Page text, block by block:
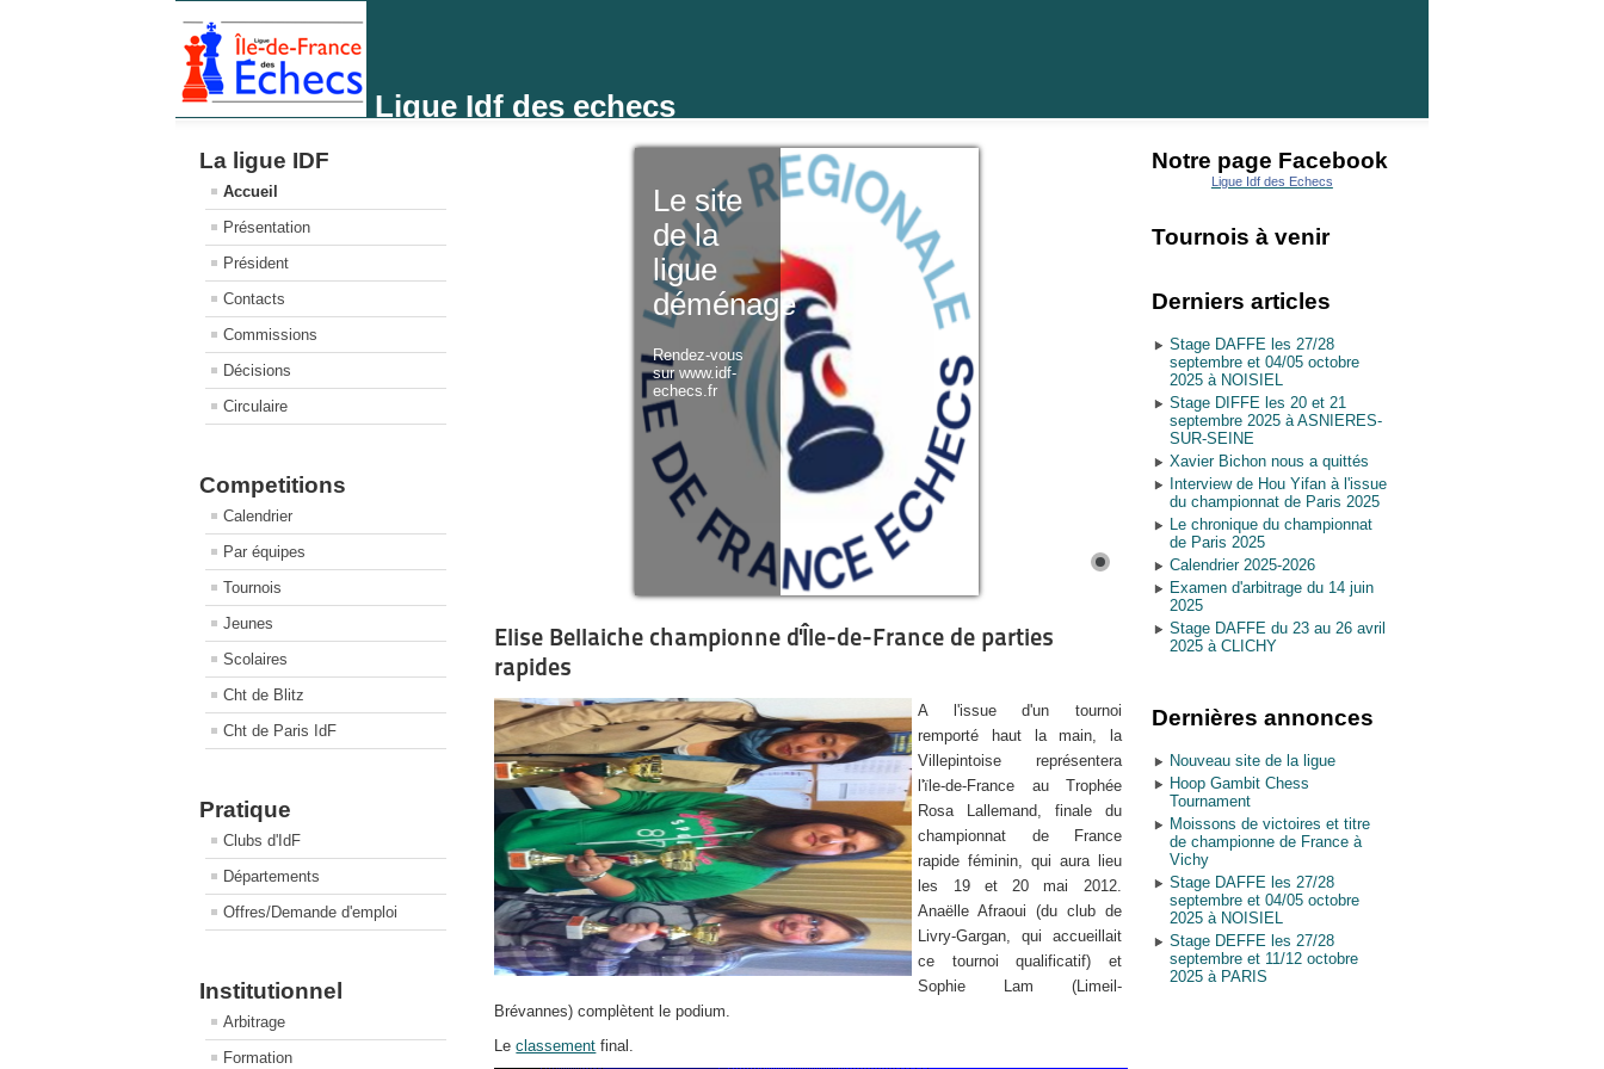
Ligue Idf des echecs
La ligue IDF
Accueil
Présentation
Président
Contacts
Commissions
Décisions
Circulaire
Competitions
Calendrier
Par équipes
Tournois
Jeunes
Scolaires
Cht de Blitz
Cht de Paris IdF
Pratique
Clubs d'IdF
Départements
Offres/Demande d'emploi
Institutionnel
Arbitrage
Formation
Le site
de la
ligue
déménage
Rendez-vous
sur www.idf-
echecs.fr
Elise Bellaiche championne d'Île-de-France de parties
rapides
A l'issue d'un tournoi
remporté haut la main, la
Villepintoise représentera
l'ïle-de-France au Trophée
Rosa Lallemand, finale du
championnat de France
rapide féminin, qui aura lieu
les 19 et 20 mai 2012.
Anaëlle Afraoui (du club de
Livry-Gargan, qui accueillait
ce tournoi qualificatif) et
Sophie Lam (Limeil-
Brévannes) complètent le podium.
Leclassement final.
Notre page Facebook
Ligue Idf des Echecs
Tournois à venir
Derniers articles
Stage DAFFE les 27/28
septembre et 04/05 octobre
2025 à NOISIEL
Stage DIFFE les 20 et 21
septembre 2025 à ASNIERES-
SUR-SEINE
Xavier Bichon nous a quittés
Interview de Hou Yifan à l'issue
du championnat de Paris 2025
Le chronique du championnat
de Paris 2025
Calendrier 2025-2026
Examen d'arbitrage du 14 juin
2025
Stage DAFFE du 23 au 26 avril
2025 à CLICHY
Dernières annonces
Nouveau site de la ligue
Hoop Gambit Chess
Tournament
Moissons de victoires et titre
de championne de France à
Vichy
Stage DAFFE les 27/28
septembre et 04/05 octobre
2025 à NOISIEL
Stage DEFFE les 27/28
septembre et 11/12 octobre
2025 à PARIS